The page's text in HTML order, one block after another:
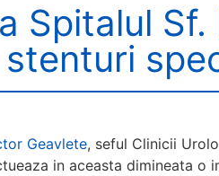
Spitalul
Geavlete, seful Clinicii
in aceasta dimineata